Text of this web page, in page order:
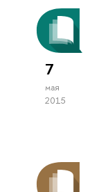
7
мая
2015